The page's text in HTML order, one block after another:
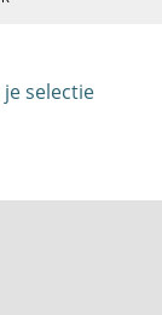
selectie